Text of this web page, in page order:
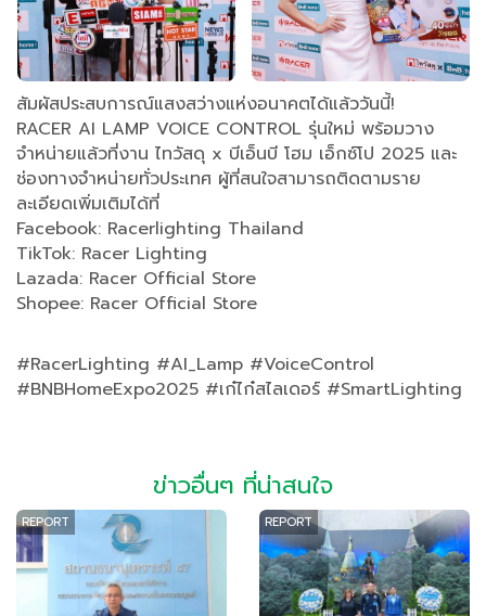
สัมผัสประสบการณ์แสงสว่างแห่งอนาคตได้แล้ววันนี้!
RACER AI LAMP VOICE CONTROL รุ่นใหม่ พร้อมวาง
จำหน่ายแล้วที่งาน ไทวัสดุ x บีเอ็นบี โฮม เอ็กซ์โป 2025 และ
ช่องทางจำหน่ายทั่วประเทศ ผู้ที่สนใจสามารถติดตามราย
ละเอียดเพิ่มเติมได้ที่
Facebook: Racerlighting Thailand
TikTok: Racer Lighting
Lazada: Racer Official Store
Shopee: Racer Official Store
#RacerLighting #AI_Lamp #VoiceControl
#BNBHomeExpo2025 #เก๋ไก๋สไลเดอร์ #SmartLighting
ข่าวอื่นๆ ที่น่าสนใจ
REPORT REPORT